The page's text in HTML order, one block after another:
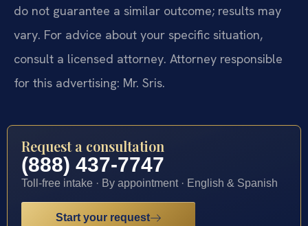
do not guarantee a similar outcome; results may
vary. For advice about your specific situation,
consult a licensed attorney. Attorney responsible
for this advertising: Mr. Sris.
Request a consultation
(888) 437-7747
Toll-free intake · By appointment · English & Spanish
Start your request